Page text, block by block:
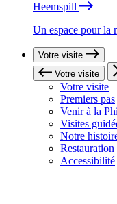
Heemspill
Un espace pour la
Votre visite
Votre visite
Votre visite
Premiers pas
Venir à la
Visites
Notre
Accessibilité